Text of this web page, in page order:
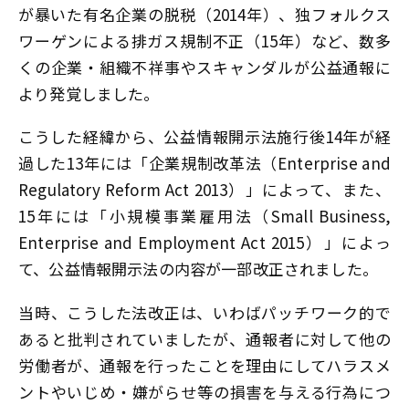
が暴いた有名企業の脱税（2014年）、独フォルクス
ワーゲンによる排ガス規制不正（15年）など、数多
くの企業・組織不祥事やスキャンダルが公益通報に
より発覚しました。
こうした経緯から、公益情報開示法施行後14年が経
過した13年には「企業規制改革法（Enterprise and
Regulatory Reform Act 2013）」によって、また、
15年には「小規模事業雇用法（Small Business,
Enterprise and Employment Act 2015）」によっ
て、公益情報開示法の内容が一部改正されました。
当時、こうした法改正は、いわばパッチワーク的で
あると批判されていましたが、通報者に対して他の
労働者が、通報を行ったことを理由にしてハラスメ
ントやいじめ・嫌がらせ等の損害を与える行為につ